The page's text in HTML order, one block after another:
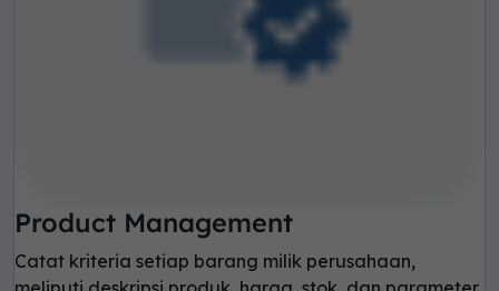
Product Management
Catat kriteria setiap barang milik perusahaan,